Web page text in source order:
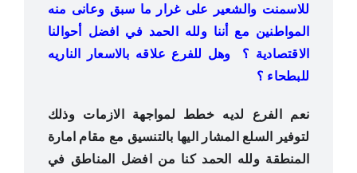
للاسمنت والشعير على غرار ما سبق وعانى منه
المواطنين مع أننا ولله الحمد في افضل أحوالنا
الاقتصادية ؟ وهل للفرع علاقه باﻻسعار الناريه
للبطحاء ؟
نعم الفرع لديه خطط لمواجهة الازمات وذلك
لتوفير السلع المشار اليها بالتنسيق مع مقام امارة
المنطقة ولله الحمد كنا من افضل المناطق في